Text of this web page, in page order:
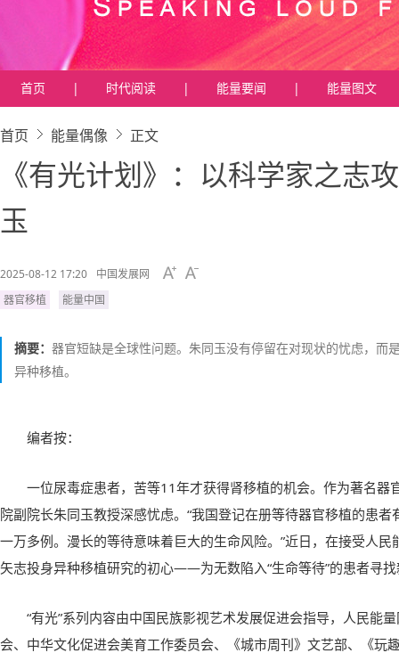
首页 | 时代阅读 | 能量要闻 | 能量图文
首页 能量偶像 正文
《有光计划》：以科学家之
玉
2025-08-12 17:20
中国发展网
器官移植
能量中国
摘要： 器官短缺是全球性问题。朱同玉没有停留在对现状的忧虑，
异种移植。
编者按：
一位尿毒症患者，苦等11年才获得肾移植的机会。作为著名器
院副院长朱同玉教授深感忧虑。“我国登记在册等待器官移植的患
一万多例。漫长的等待意味着巨大的生命风险。”近日，在接受人
矢志投身异种移植研究的初心——为无数陷入“生命等待”的患者寻
“有光”系列内容由中国民族影视艺术发展促进会指导，人民能
会、中华文化促进会美育工作委员会、《城市周刊》文艺部、《玩